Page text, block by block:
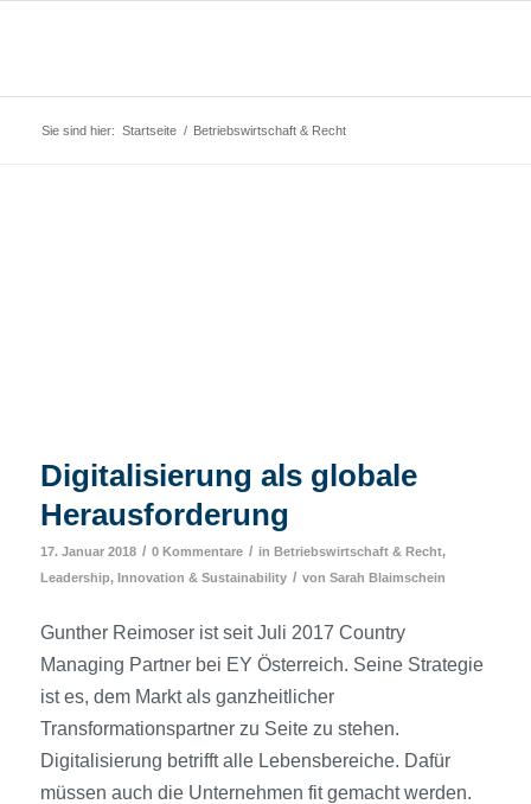
Sie sind hier: Startseite / Betriebswirtschaft & Recht
Digitalisierung als globale
Herausforderung
17. Januar 2018 / 0 Kommentare / in Betriebswirtschaft & Recht,
Leadership, Innovation & Sustainability / von Sarah Blaimschein
Gunther Reimoser ist seit Juli 2017 Country
Managing Partner bei EY Österreich. Seine Strategie
ist es, dem Markt als ganzheitlicher
Transformationspartner zu Seite zu stehen.
Digitalisierung betrifft alle Lebensbereiche. Dafür
müssen auch die Unternehmen fit gemacht werden.